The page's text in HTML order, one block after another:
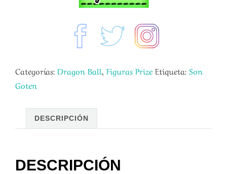
Categorías: Dragon Ball, Figuras Prize Etiqueta: Son
Goten
DESCRIPCIÓN
DESCRIPCIÓN